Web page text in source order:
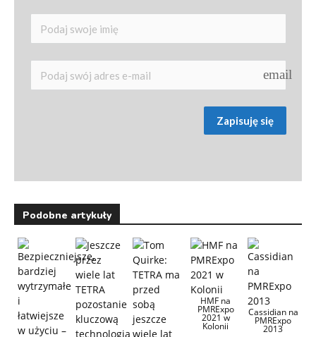
email
Zapisuję się
Podobne artykuły
HMF na
PMRExpo
2021 w
Kolonii
Cassidian na
PMRExpo
2013